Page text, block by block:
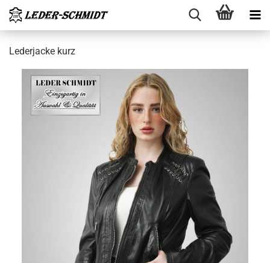
Le­der­ja­cke kurz